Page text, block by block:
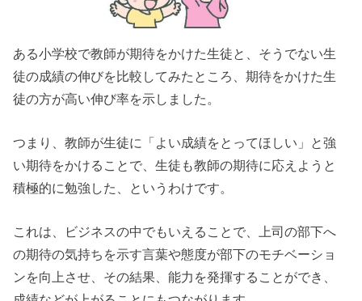
ある小学校で教師が期待をかけた生徒と、そうでない生
徒の成績の伸びを比較してみたところ、期待をかけた生
徒の方が高い伸び率を示しました。
つまり、教師が生徒に「よい成績をとってほしい」と強
い期待をかけることで、生徒も教師の期待に応えようと
積極的に勉強した、というわけです。
これは、ビジネスの中でもいえることで、上司の部下へ
の期待の気持ちを示す言葉や態度が部下のモチベーショ
ンを向上させ、その結果、能力を発揮することができ、